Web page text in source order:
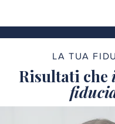
LA TUA
Risultati che